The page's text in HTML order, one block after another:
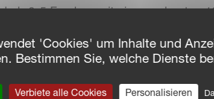
ab 3-5 Furchen mit einem robusten
Nr. 200 gewährleistet die
'Cookies' um Inhalte und
Bestimmen Sie, welche Dienste
Verbiete alle Cookies Personalisieren